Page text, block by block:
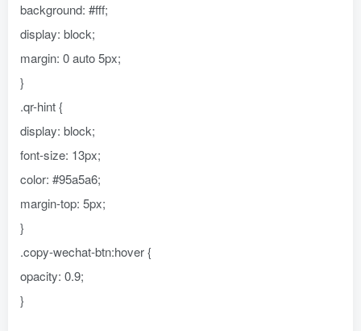
background: #fff;
display: block;
margin: 0 auto 5px;
}
.qr-hint {
display: block;
font-size: 13px;
color: #95a5a6;
margin-top: 5px;
}
.copy-wechat-btn:hover {
opacity: 0.9;
}